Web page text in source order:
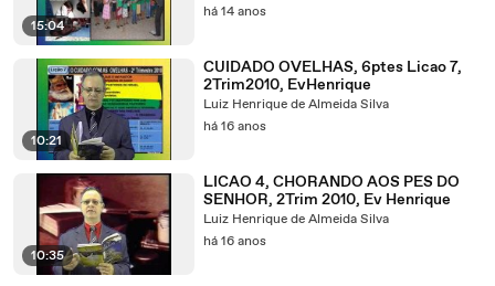
15:04
há 14 anos
10:21
CUIDADO OVELHAS, 6ptes Licao 7,
2Trim2010, EvHenrique
Luiz Henrique de Almeida Silva
há 16 anos
10:35
LICAO 4, CHORANDO AOS PES DO
SENHOR, 2Trim 2010, Ev Henrique
Luiz Henrique de Almeida Silva
há 16 anos